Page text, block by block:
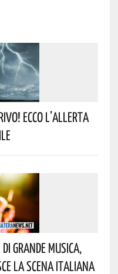
Ecco L’allerta
Grande Musica,
La Scena Italiana